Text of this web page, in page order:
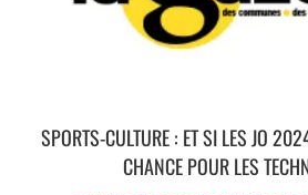
SPORTS-CULTURE : ET SI LES JO
CHANCE POUR LES